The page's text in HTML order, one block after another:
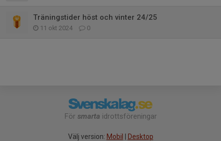
Träningstider höst och vinter 24/25
11 okt 2024 0
För smarta idrottsföreningar
Välj version: Mobil | Desktop